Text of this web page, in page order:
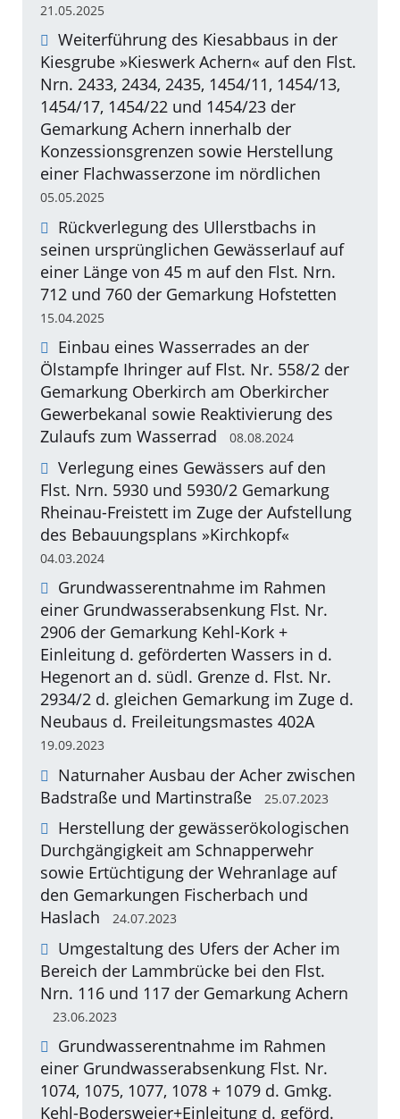
21.05.2025
Weiterführung des Kiesabbaus in der
Kiesgrube »Kieswerk Achern« auf den Flst.
Nrn. 2433, 2434, 2435, 1454/11, 1454/13,
1454/17, 1454/22 und 1454/23 der
Gemarkung Achern innerhalb der
Konzessionsgrenzen sowie Herstellung
einer Flachwasserzone im nördlichen
05.05.2025
Rückverlegung des Ullerstbachs in
seinen ursprünglichen Gewässerlauf auf
einer Länge von 45 m auf den Flst. Nrn.
712 und 760 der Gemarkung Hofstetten
15.04.2025
Einbau eines Wasserrades an der
Ölstampfe Ihringer auf Flst. Nr. 558/2 der
Gemarkung Oberkirch am Oberkircher
Gewerbekanal sowie Reaktivierung des
Zulaufs zum Wasserrad
08.08.2024
Verlegung eines Gewässers auf den
Flst. Nrn. 5930 und 5930/2 Gemarkung
Rheinau-Freistett im Zuge der Aufstellung
des Bebauungsplans »Kirchkopf«
04.03.2024
Grundwasserentnahme im Rahmen
einer Grundwasserabsenkung Flst. Nr.
2906 der Gemarkung Kehl-Kork +
Einleitung d. geförderten Wassers in d.
Hegenort an d. südl. Grenze d. Flst. Nr.
2934/2 d. gleichen Gemarkung im Zuge d.
Neubaus d. Freileitungsmastes 402A
19.09.2023
Naturnaher Ausbau der Acher zwischen
Badstraße und Martinstraße
25.07.2023
Herstellung der gewässerökologischen
Durchgängigkeit am Schnapperwehr
sowie Ertüchtigung der Wehranlage auf
den Gemarkungen Fischerbach und
Haslach
24.07.2023
Umgestaltung des Ufers der Acher im
Bereich der Lammbrücke bei den Flst.
Nrn. 116 und 117 der Gemarkung Achern
23.06.2023
Grundwasserentnahme im Rahmen
einer Grundwasserabsenkung Flst. Nr.
1074, 1075, 1077, 1078 + 1079 d. Gmkg.
Kehl-Bodersweier+Einleitung d. geförd.